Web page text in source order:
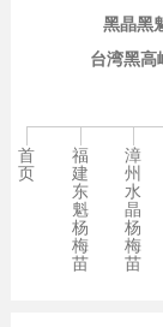
台湾黑高
黑晶黑
首
页
福
建
东
魁
杨
梅
苗
漳
州
水
晶
杨
梅
苗